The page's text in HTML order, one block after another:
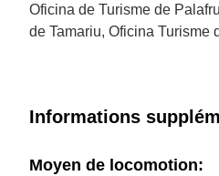
Oficina de Turisme de
de Tamariu, Oficina Turisme
Informations
Moyen de locomotion: